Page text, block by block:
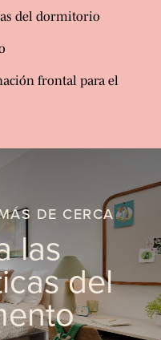
del dormitorio
frontal para el
DE CERCA
las
del